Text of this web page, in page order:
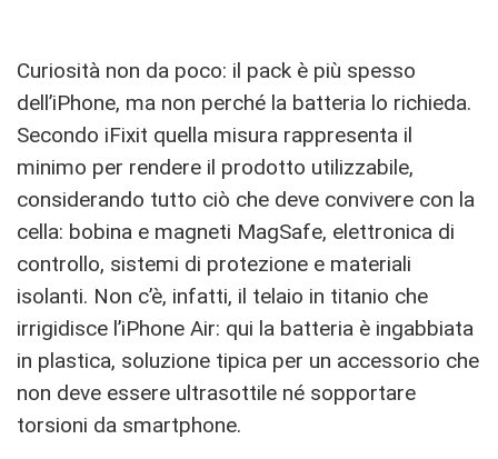
Curiosità non da poco: il pack è più spesso
dell’iPhone, ma non perché la batteria lo richieda.
Secondo iFixit quella misura rappresenta il
minimo per rendere il prodotto utilizzabile,
considerando tutto ciò che deve convivere con la
cella: bobina e magneti MagSafe, elettronica di
controllo, sistemi di protezione e materiali
isolanti. Non c’è, infatti, il telaio in titanio che
irrigidisce l’iPhone Air: qui la batteria è ingabbiata
in plastica, soluzione tipica per un accessorio che
non deve essere ultrasottile né sopportare
torsioni da smartphone.